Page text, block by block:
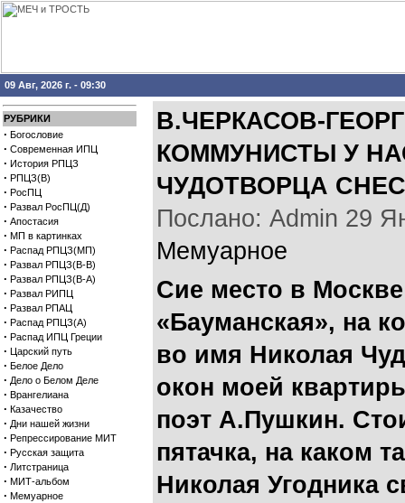
09 Авг, 2026 г. - 09:30
РУБРИКИ
· Богословие
· Современная ИПЦ
· История РПЦЗ
· РПЦЗ(В)
· РосПЦ
· Развал РосПЦ(Д)
· Апостасия
· МП в картинках
· Распад РПЦЗ(МП)
· Развал РПЦЗ(В-В)
· Развал РПЦЗ(В-А)
· Развал РИПЦ
· Развал РПАЦ
· Распад РПЦЗ(А)
· Распад ИПЦ Греции
· Царский путь
· Белое Дело
· Дело о Белом Деле
· Врангелиана
· Казачество
· Дни нашей жизни
· Репрессирование МИТ
· Русская защита
· Литстраница
· МИТ-альбом
· Мемуарное
В.ЧЕРКАСОВ-
КОММУНИСТЫ У
ЧУДОТВОРЦА
Послано: Admin 29
Мемуарное
Сие место в
«Бауманская», на
во имя Николая
окон моей
поэт А.Пушкин.
пятачка, на каком
Николая Угодника